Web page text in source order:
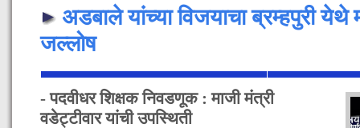
अडबाले यांच्या विजयाचा ब्रम्हपुरी येथे
जल्लोष
- पदवीधर शिक्षक निवडणूक : माजी मंत्री
वडेट्टीवार यांची उपस्थिती